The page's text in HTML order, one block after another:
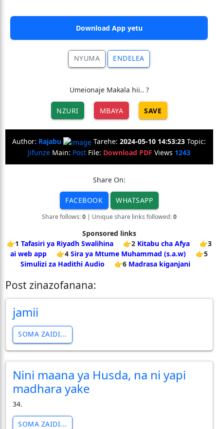
Download App yetu
NYUMA ENDELEA
Umeionaje Makala hii.. ?
NZURI MBAYA SAVE
Author: Rajabu Tarehe: 2024-05-10 14:53:23 Topic:
Jifunze Main: Post File: Download PDF Views 1243
Share On:
FACEBOOK WHATSAPP
Share follows:0| Unique share links followed:0
Sponsored links
👉1 Tafasiri ya Riyadh Swalihina 👉2 Kitabu cha Afya
👉3
ai web app
👉4 Sira ya Mtume Muhammad (s.a.w)
👉5
Simulizi za Hadithi Audio
👉6 Madrasa kiganjani
Post zinazofanana:
jamii
SOMA ZAIDI...
Nini maana ya Husda, na ni yapi
madhara yake
34.
SOMA ZAIDI...